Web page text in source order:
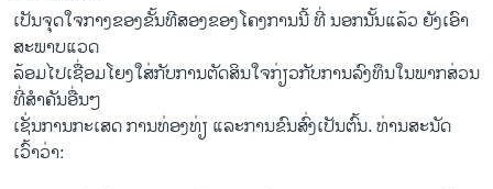
ເປັນຈຸດໃຈກາງ​ຂອງຂັ້ນ​ທີສອງຂອງໂຄງການນີ້​ ທີ່ ນອກ​ນັ້ນແລ້ວ​ ຍັງເອົາ
ສະພາບແວດ​
ລ້ອມ​ໄປເຊື່ອມ​ໂຍງ​ໃສ່​ກັບການ​ຕັດສິນໃຈກ່ຽວ​ກັບການ​ລົງ​ທຶນໃນພາກສ່ວນ
ທີ່​ສໍາຄັນ​ອື່ນໆ
ເຊັ່ນການ​ກະ​ເສດ ການທ່ອງ​ທ່ຽ ​ແລະການ​ຂົນສົ່ງ​ເປັນ​ຕົ້ນ. ທ່ານສະ​ນັດ ​
ເວົ້າວ່າ: